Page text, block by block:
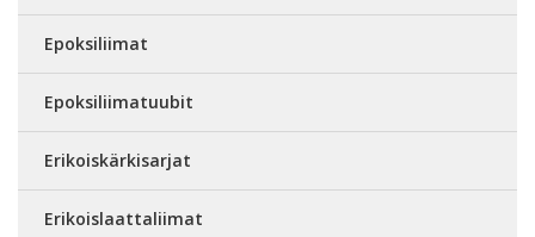
Epoksiliimat
Epoksiliimatuubit
Erikoiskärkisarjat
Erikoislaattaliimat